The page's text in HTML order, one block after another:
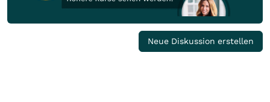
Neue Diskussion erstellen